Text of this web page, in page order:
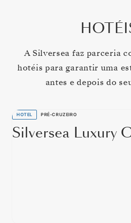
A Silversea faz parceria
hotéis para garantir uma
antes e depois do
HOTEL PRÉ-CRUZEIRO
Silversea Luxury